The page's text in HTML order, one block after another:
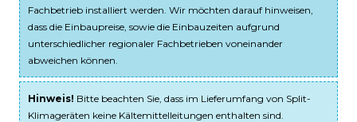
Fachbetrieb installiert werden. Wir möchten darauf hinweisen,
dass die Einbaupreise, sowie die Einbauzeiten aufgrund
unterschiedlicher regionaler Fachbetrieben voneinander
abweichen können.
Hinweis! Bitte beachten Sie, dass im Lieferumfang von Split-
Klimageräten keine Kältemittelleitungen enthalten sind.